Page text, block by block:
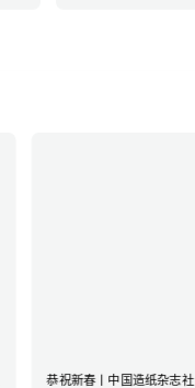
恭祝新春丨中国造纸杂志社